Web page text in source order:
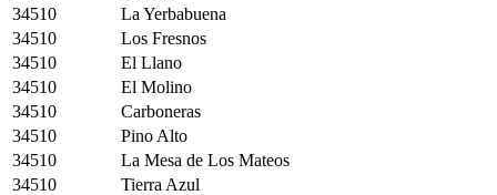
34510
La Yerbabuena
34510
Los Fresnos
34510
El Llano
34510
El Molino
34510
Carboneras
34510
Pino Alto
34510
La Mesa de Los Mateos
34510
Tierra Azul